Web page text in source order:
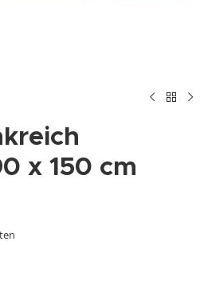
x 150 cm